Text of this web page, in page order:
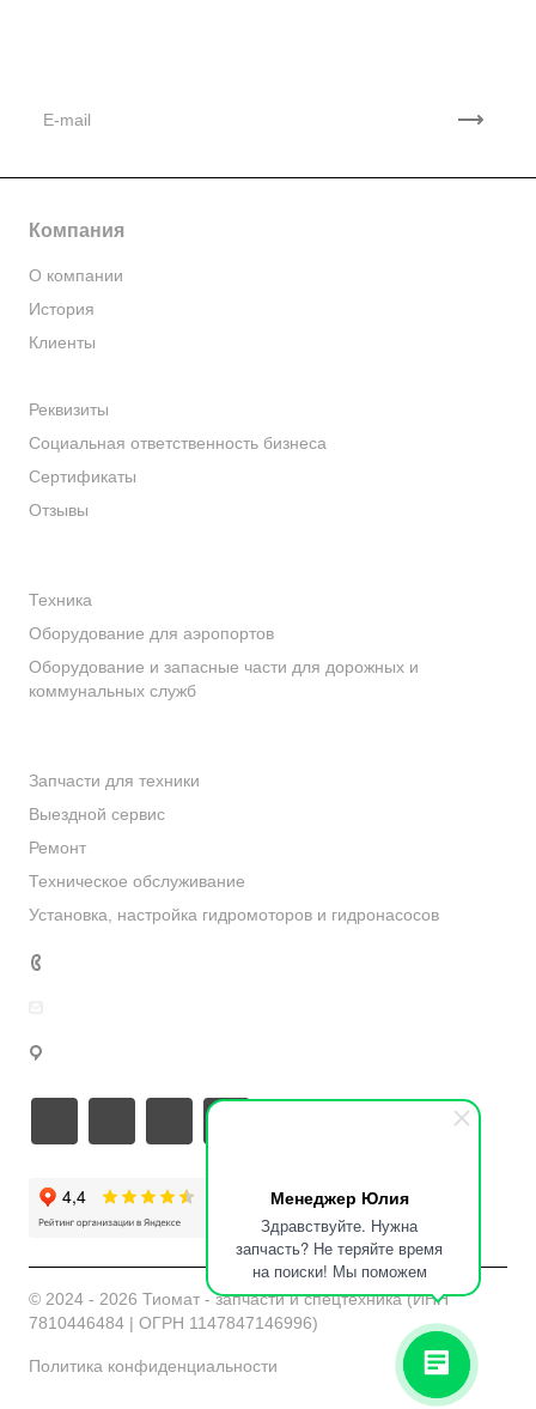
Менеджер Юлия
Здравствуйте. Нужна
запчасть? Не теряйте время
на поиски! Мы поможем
Компания
О компании
История
Клиенты
Реквизиты
Социальная ответственность бизнеса
Сертификаты
Отзывы
Техника
Оборудование для аэропортов
Оборудование и запасные части для дорожных и
коммунальных служб
Запчасти для техники
Выездной сервис
Ремонт
Техническое обслуживание
Установка, настройка гидромоторов и гидронасосов
© 2024 - 2026 Тиомат - запчасти и спецтехника (ИНН
7810446484 | ОГРН 1147847146996)
Политика конфиденциальности